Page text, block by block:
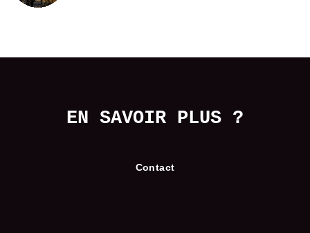
EN SAVOIR PLUS ?
Contact